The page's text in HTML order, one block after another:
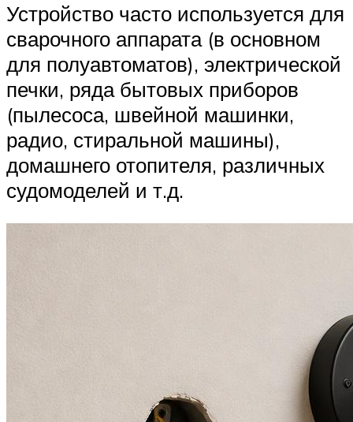
Устройство часто используется для
сварочного аппарата (в основном
для полуавтоматов), электрической
печки, ряда бытовых приборов
(пылесоса, швейной машинки,
радио, стиральной машины),
домашнего отопителя, различных
судомоделей и т.д.